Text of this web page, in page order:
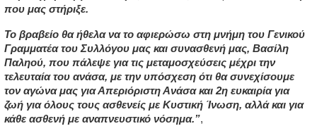
που μας στήριξε.
Το βραβείο θα ήθελα να το αφιερώσω στη μνήμη του Γενικού
Γραμματέα του Συλλόγου μας και συνασθενή μας, Βασίλη
Παληού, που πάλεψε για τις μεταμοσχεύσεις μέχρι την
τελευταία του ανάσα, με την υπόσχεση ότι θα συνεχίσουμε
τον αγώνα μας για Απεριόριστη Ανάσα και 2η ευκαιρία για
ζωή για όλους τους ασθενείς με Κυστική Ίνωση, αλλά και για
κάθε ασθενή με αναπνευστικό νόσημα.”,